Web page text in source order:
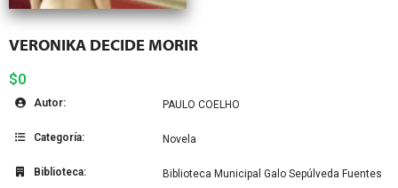
VERONIKA DECIDE MORIR
$0
Autor: PAULO COELHO
Categoría: Novela
Biblioteca: Biblioteca Municipal Galo Sepúlveda Fuentes